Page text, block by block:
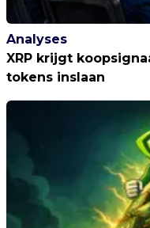
Analyses
XRP krijgt
tokens inslaan